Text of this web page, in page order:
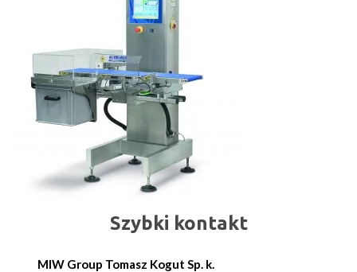
Szybki kontakt
MIW Group Tomasz Kogut Sp. k.